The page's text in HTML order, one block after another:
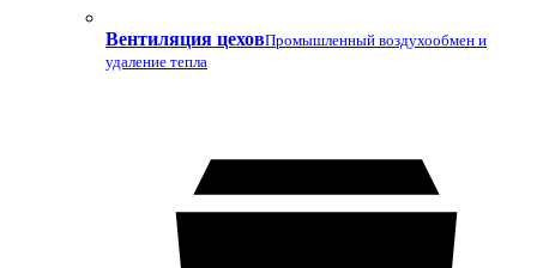
Вентиляция цеховПромышленный воздухообмен и
удаление тепла